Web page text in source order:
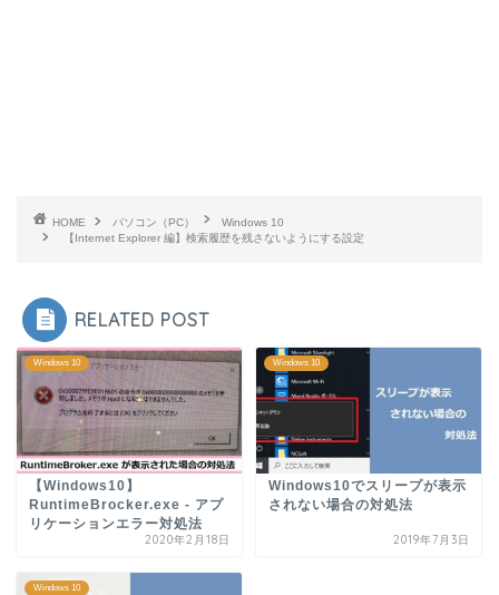
HOME パソコン（PC）
Windows 10
【Internet Explorer 編】検索履歴を残さないようにする設定
RELATED POST
Windows 10
【Windows10】
RuntimeBrocker.exe - アプ
リケーションエラー対処法
2020年2月18日
Windows 10
Windows10でスリープが表示
されない場合の対処法
2019年7月3日
Windows 10